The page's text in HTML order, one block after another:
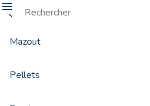
Mazout
PelletsPourquoi